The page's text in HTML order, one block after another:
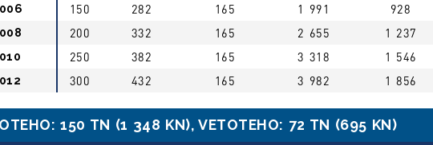
150 282 165 1 991 928
200 332 165 2 655 1 237
250 382 165 3 318 1 546
300 432 165 3 982 1 856
150 TN (1 348 KN), VETOTEHO: 72 TN (695 KN)